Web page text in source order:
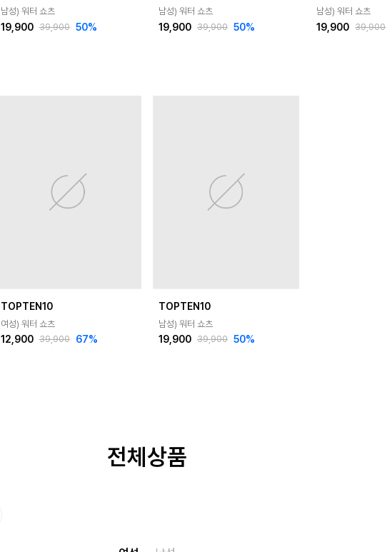
남성) 워터 쇼츠
19,900 39,900 50%
남성) 워터 쇼츠
19,900 39,900 50%
남성) 워터 쇼츠
19,900 39,900
TOPTEN10
여성) 워터 쇼츠
12,900 39,900 67%
TOPTEN10
남성) 워터 쇼츠
19,900 39,900 50%
전체상품